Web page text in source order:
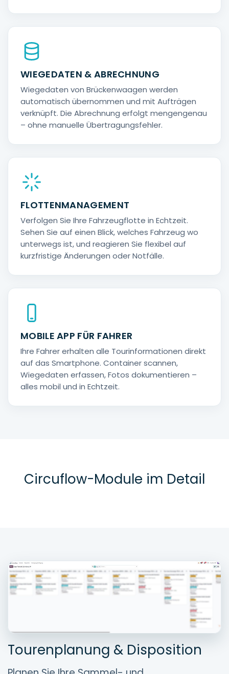
WIEGEDATEN & ABRECHNUNG
Wiegedaten von Brückenwaagen werden
automatisch übernommen und mit Aufträgen
verknüpft. Die Abrechnung erfolgt mengengenau
– ohne manuelle Übertragungsfehler.
FLOTTENMANAGEMENT
Verfolgen Sie Ihre Fahrzeugflotte in Echtzeit.
Sehen Sie auf einen Blick, welches Fahrzeug wo
unterwegs ist, und reagieren Sie flexibel auf
kurzfristige Änderungen oder Notfälle.
MOBILE APP FÜR FAHRER
Ihre Fahrer erhalten alle Tourinformationen direkt
auf das Smartphone. Container scannen,
Wiegedaten erfassen, Fotos dokumentieren –
alles mobil und in Echtzeit.
Circuflow-Module im Detail
Tourenplanung & Disposition